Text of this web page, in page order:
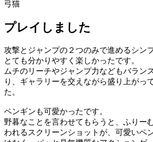
弓猫
プレイしました
攻撃とジャンプの２つのみで進めるシン
とても分かりやすく楽しかったです。
ムチのリーチやジャンプ力などもバラン
り、ギャラリーを交えながら盛り上がっ
た。
ペンギンも可愛かったです。
野暮なことを言わせてもらうと、ふりー
われるスクリーンショットが、可愛いペ